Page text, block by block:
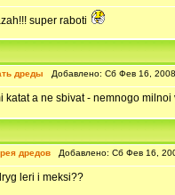
super raboti
дреды Добавлено: Сб Фев 16,
katat a ne sbivat - nemnogo
дредов Добавлено: Сб Фев 16,
leri i meksi??